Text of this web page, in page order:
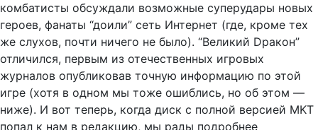
комбатисты обсуждали возможные суперудары новых
героев, фанаты “доили” сеть Интернет (где, кроме тех
же слухов, почти ничего не было). “Великий Dракон”
отличился, первым из отечественных игровых
журналов опубликовав точную информацию по этой
игре (хотя в одном мы тоже ошиблись, но об этом —
ниже). И вот теперь, когда диск с полной версией MKT
попал к нам в редакцию, мы рады подробнее